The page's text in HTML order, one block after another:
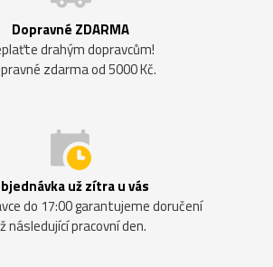
Dopravné ZDARMA
drahým dopravcům!
zdarma od 5000 Kč.
už zítra u vás
do 17:00 garantujeme doručení
následující pracovní den.